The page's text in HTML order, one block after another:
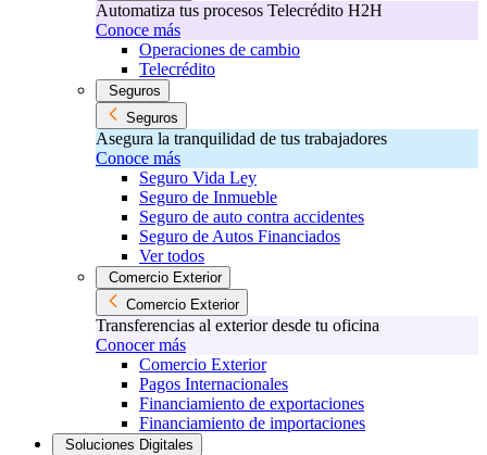
Automatiza tus procesos Telecrédito H2H
Conoce más
Operaciones de cambio
Telecrédito
Seguros
Seguros
Asegura la tranquilidad de tus trabajadores
Conoce más
Seguro Vida Ley
Seguro de Inmueble
Seguro de auto contra accidentes
Seguro de Autos Financiados
Ver todos
Comercio Exterior
Comercio Exterior
Transferencias al exterior desde tu oficina
Conocer más
Comercio Exterior
Pagos Internacionales
Financiamiento de exportaciones
Financiamiento de importaciones
Soluciones Digitales